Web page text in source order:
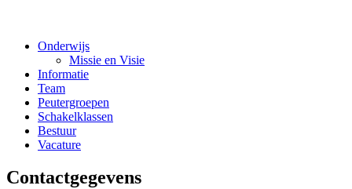
Onderwijs
Missie en Visie
Informatie
Team
Peutergroepen
Schakelklassen
Bestuur
Vacature
Contactgegevens